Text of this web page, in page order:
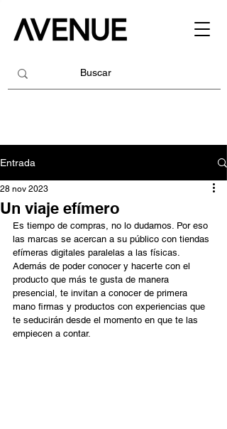
Entrada
Un viaje efímero
28 nov 2023
Es tiempo de compras, no lo dudamos. Por eso
las marcas se acercan a su público con tiendas
efímeras digitales paralelas a las físicas.
Además de poder conocer y hacerte con el
producto que más te gusta de manera
presencial, te invitan a conocer de primera
mano firmas y productos con experiencias que
te seducirán desde el momento en que te las
empiecen a contar.